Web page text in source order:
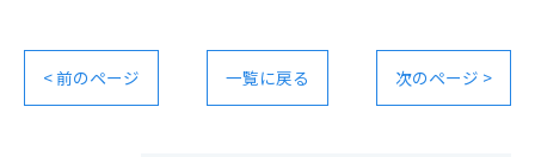
< 前のページ 一覧に戻る 次のページ >